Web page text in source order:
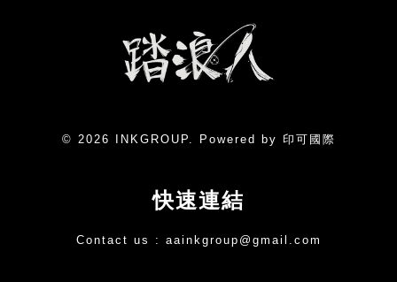
© 2026 INKGROUP. Powered by 印可國際
快速連結
Contact us : aainkgroup@gmail.com